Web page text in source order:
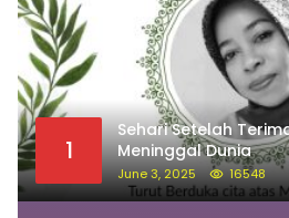
1
Sehari Setelah
Meninggal Dunia
June 3, 2025 16548